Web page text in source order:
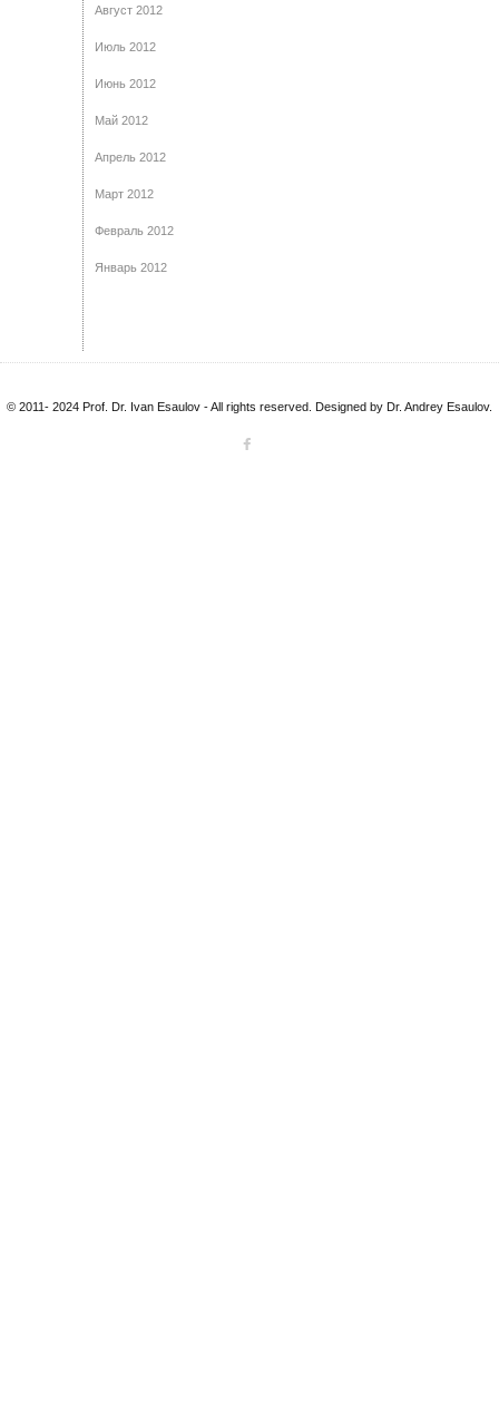
Август 2012
Июль 2012
Июнь 2012
Май 2012
Апрель 2012
Март 2012
Февраль 2012
Январь 2012
© 2011- 2024 Prof. Dr. Ivan Esaulov - All rights reserved. Designed by Dr. Andrey Esaulov.